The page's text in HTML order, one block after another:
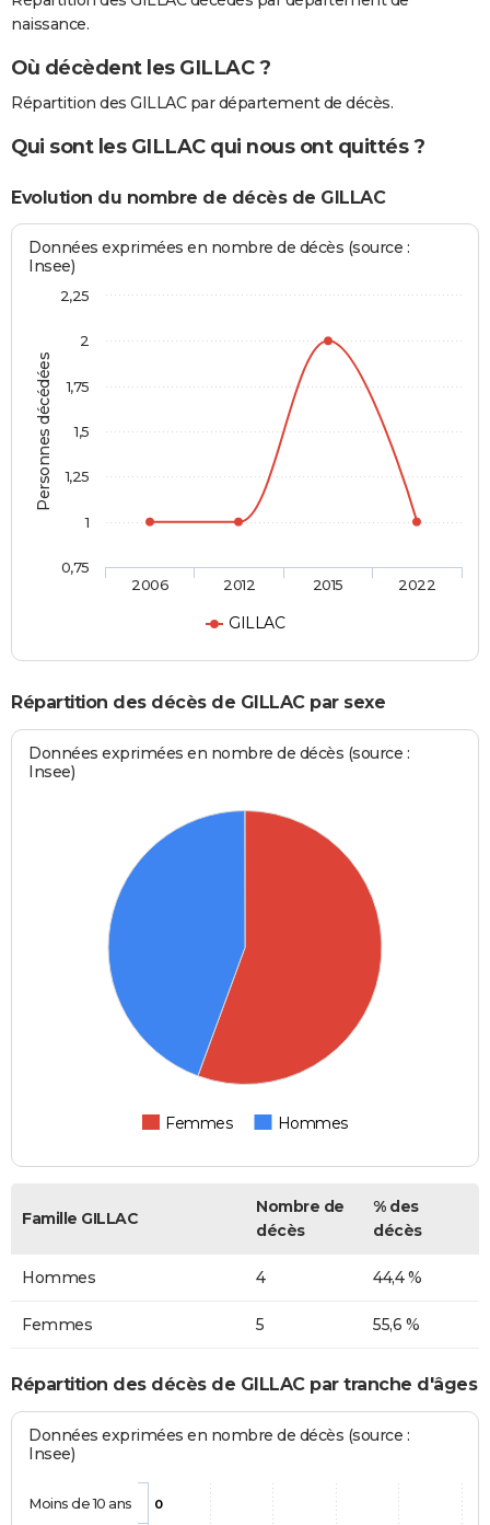
naissance.
Où décèdent les GILLAC ?
Répartition des GILLAC par département de décès.
Qui sont les GILLAC qui nous ont quittés ?
Evolution du nombre de décès de GILLAC
Personnes décédées
Données exprimées en nombre de décès (source :
Insee)
GILLAC
2006 2012 2015 2022
0,75
1
1,25
1,5
1,75
2
2,25
Répartition des décès de GILLAC par sexe
Données exprimées en nombre de décès (source :
Insee)
Femmes Hommes
Famille GILLAC
Nombre de
décès
% des
décès
Hommes 4 44,4 %
Femmes 5 55,6 %
Répartition des décès de GILLAC par tranche d'âges
Données exprimées en nombre de décès (source :
Insee)
0
Moins de 10 ans